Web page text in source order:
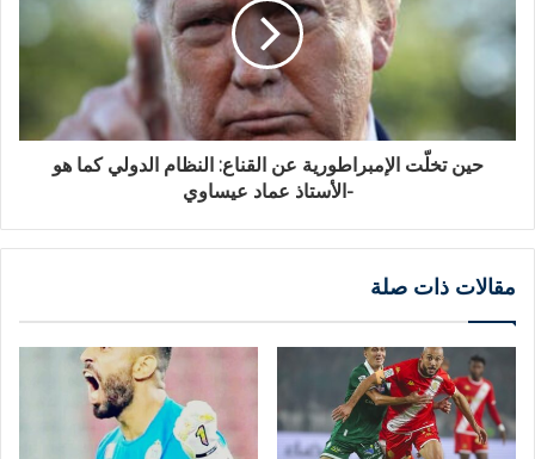
حين تخلّت الإمبراطورية عن القناع: النظام الدولي كما هو
-الأستاذ عماد عيساوي
مقالات ذات صلة